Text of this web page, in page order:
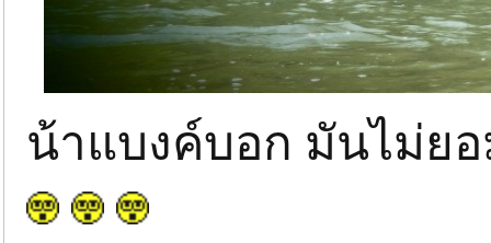
น้าแบงค์บอก มันไม่ย